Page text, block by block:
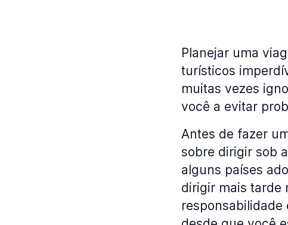
Planejar uma
turísticos
muitas vezes
você a evitar
Antes de fazer
sobre dirigir sob
alguns países
dirigir mais tarde